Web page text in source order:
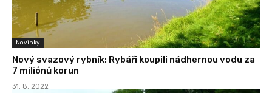
Novinky
Nový svazový rybník: Rybáři koupili nádhernou vodu za
7 miliónů korun
31. 8. 2022